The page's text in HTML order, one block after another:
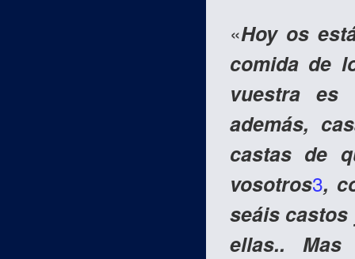
«Hoy os
comida de
vuestra es
además,
castas de
vosotros3,
seáis castos
ellas..